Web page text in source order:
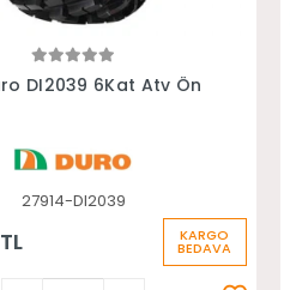
Sepete Ekle
DI2039 6Kat Atv Ön
27914-DI2039
KARGO
BEDAVA